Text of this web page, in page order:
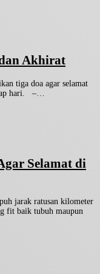
Akhirat
tiga doa agar selamat
hari. –…
Selamat di
jarak ratusan kilometer
fit baik tubuh maupun